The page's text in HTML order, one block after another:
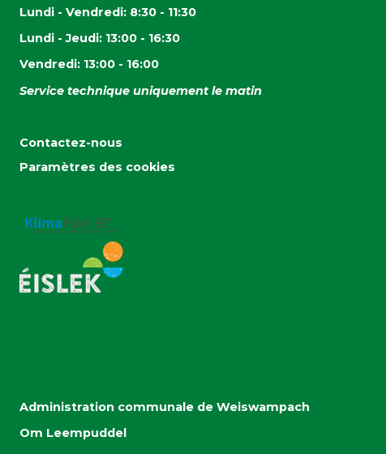
Administration communale de Weiswampach
Om Leempuddel
Lundi - Vendredi: 8:30 - 11:30
Lundi - Jeudi: 13:00 - 16:30
Vendredi: 13:00 - 16:00
Service technique uniquement le matin
Contactez-nous
Paramètres des cookies